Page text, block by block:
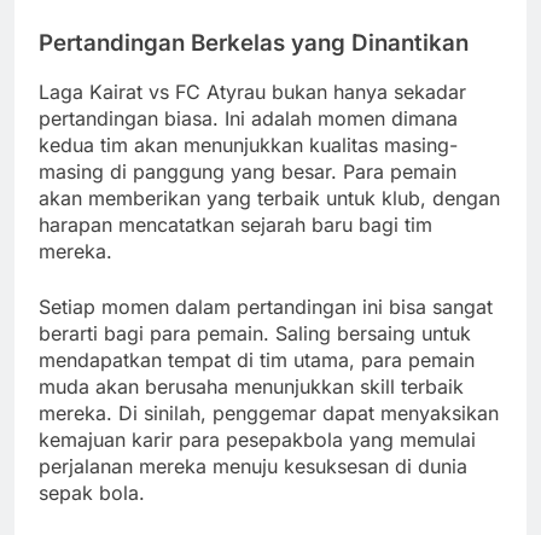
Pertandingan Berkelas yang Dinantikan
Laga Kairat vs FC Atyrau bukan hanya sekadar
pertandingan biasa. Ini adalah momen dimana
kedua tim akan menunjukkan kualitas masing-
masing di panggung yang besar. Para pemain
akan memberikan yang terbaik untuk klub, dengan
harapan mencatatkan sejarah baru bagi tim
mereka.
Setiap momen dalam pertandingan ini bisa sangat
berarti bagi para pemain. Saling bersaing untuk
mendapatkan tempat di tim utama, para pemain
muda akan berusaha menunjukkan skill terbaik
mereka. Di sinilah, penggemar dapat menyaksikan
kemajuan karir para pesepakbola yang memulai
perjalanan mereka menuju kesuksesan di dunia
sepak bola.